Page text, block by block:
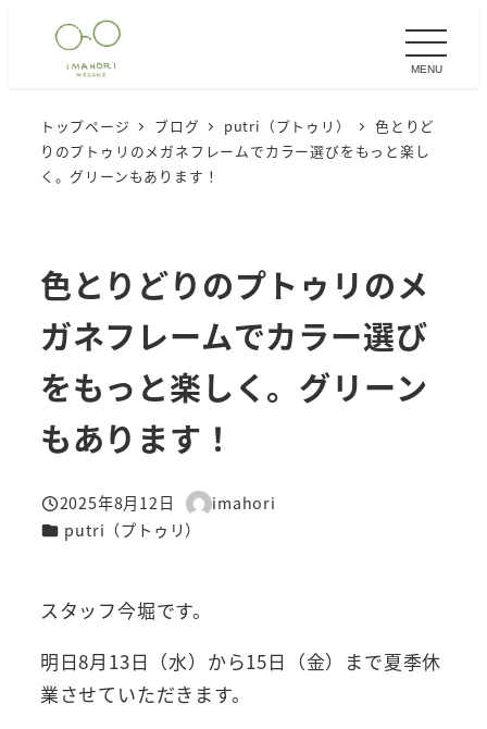
MENU
トップページ ブログ putri（プトゥリ）
色とりど
りのプトゥリのメガネフレームでカラー選びをもっと楽し
く。グリーンもあります！
色とりどりのプトゥリのメ
ガネフレームでカラー選び
をもっと楽しく。グリーン
もあります！
投稿日
2025年8月12日
著
者
imahori
カテゴリー
putri（プトゥリ）
スタッフ今堀です。
明日8月13日（水）から15日（金）まで夏季休
業させていただきます。